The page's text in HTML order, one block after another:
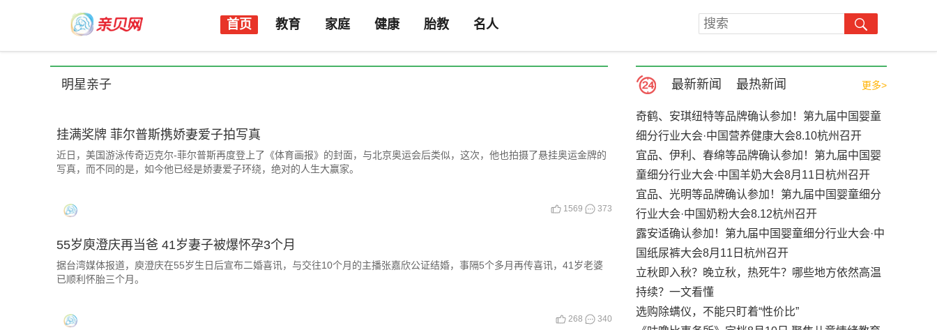
首页 教育 家庭 健康 胎教 名人
明星亲子
挂满奖牌 菲尔普斯携娇妻爱子拍写真
近日，美国游泳传奇迈克尔-菲尔普斯再度登上了《体育画报》的封面，与北京奥运会后类似，这次，他也拍摄了悬挂奥运金牌的
写真，而不同的是，如今他已经是娇妻爱子环绕，绝对的人生大赢家。
1569 373
55岁庾澄庆再当爸 41岁妻子被爆怀孕3个月
据台湾媒体报道，庾澄庆在55岁生日后宣布二婚喜讯，与交往10个月的主播张嘉欣公证结婚，事隔5个多月再传喜讯，41岁老婆
已顺利怀胎三个月。
268 340
最新新闻 最热新闻 更多>
奇鹤、安琪纽特等品牌确认参加！第九届中国婴童
细分行业大会·中国营养健康大会8.10杭州召开
宜品、伊利、春绵等品牌确认参加！第九届中国婴
童细分行业大会·中国羊奶大会8月11日杭州召开
宜品、光明等品牌确认参加！第九届中国婴童细分
行业大会·中国奶粉大会8.12杭州召开
露安适确认参加！第九届中国婴童细分行业大会·中
国纸尿裤大会8月11日杭州召开
立秋即入秋？晚立秋，热死牛？哪些地方依然高温
持续？一文看懂
选购除螨仪，不能只盯着“性价比”